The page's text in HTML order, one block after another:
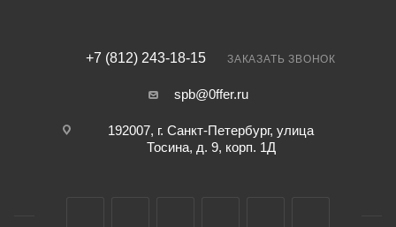
+7 (812) 243-18-15 ЗАКАЗАТЬ ЗВОНОК
spb@0ffer.ru
192007, г. Санкт-Петербург, улица
Тосина, д. 9, корп. 1Д